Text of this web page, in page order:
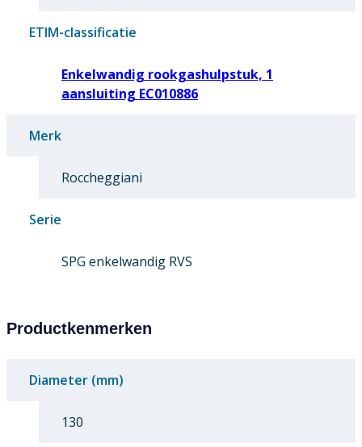
ETIM-classificatie
Enkelwandig rookgashulpstuk, 1
aansluiting EC010886
Merk
Roccheggiani
Serie
SPG enkelwandig RVS
Productkenmerken
Diameter (mm)
130